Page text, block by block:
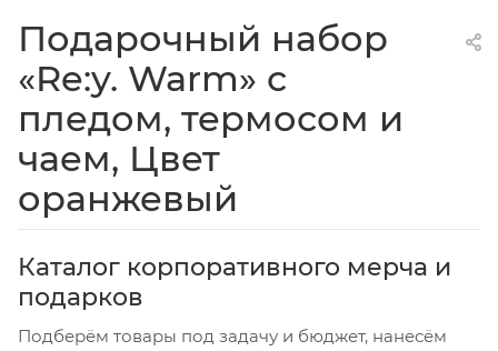
Подарочный набор
«Re:y. Warm» с
пледом, термосом и
чаем, Цвет
оранжевый
Каталог корпоративного мерча и
подарков
Подберём товары под задачу и бюджет, нанесём